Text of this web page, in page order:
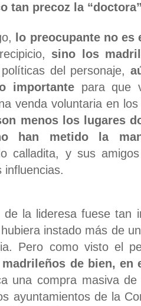
tan precoz la
lo preocupante no es
sino los
del personaje,
importantepara que
venda voluntaria en
menos los lugares
han metido la
calladita, y sus
influencias.
de la lideresa fuese tan
instado más de
Pero como visto el
madrileños de bien, en
una compra masiva
ayuntamientos de la